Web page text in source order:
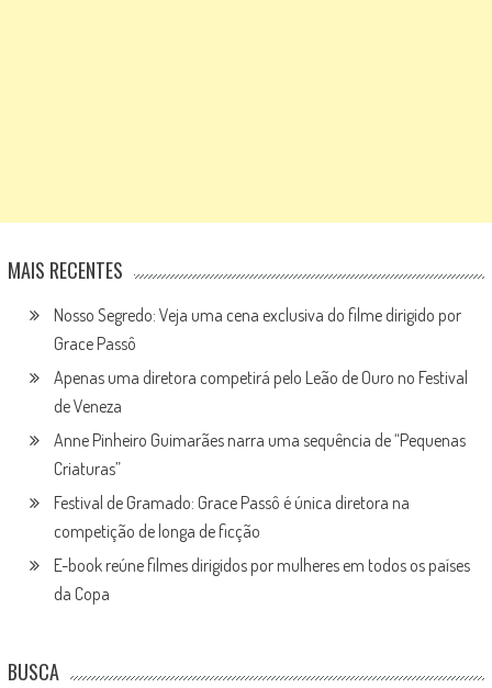
MAIS RECENTES
Nosso Segredo: Veja uma cena exclusiva do filme dirigido por
Grace Passô
Apenas uma diretora competirá pelo Leão de Ouro no Festival
de Veneza
Anne Pinheiro Guimarães narra uma sequência de “Pequenas
Criaturas”
Festival de Gramado: Grace Passô é única diretora na
competição de longa de ficção
E-book reúne filmes dirigidos por mulheres em todos os países
da Copa
BUSCA